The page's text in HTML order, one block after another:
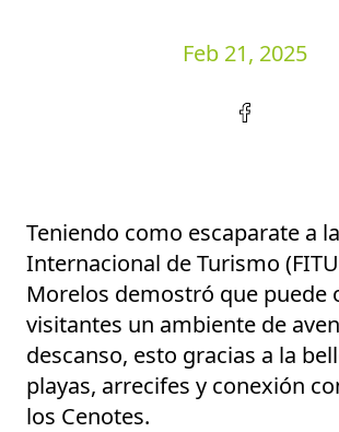
Feb 21, 2025
Teniendo como escaparate a
Internacional de Turismo
Morelos demostró que puede
visitantes un ambiente de
descanso, esto gracias a la
playas, arrecifes y conexión
los Cenotes.